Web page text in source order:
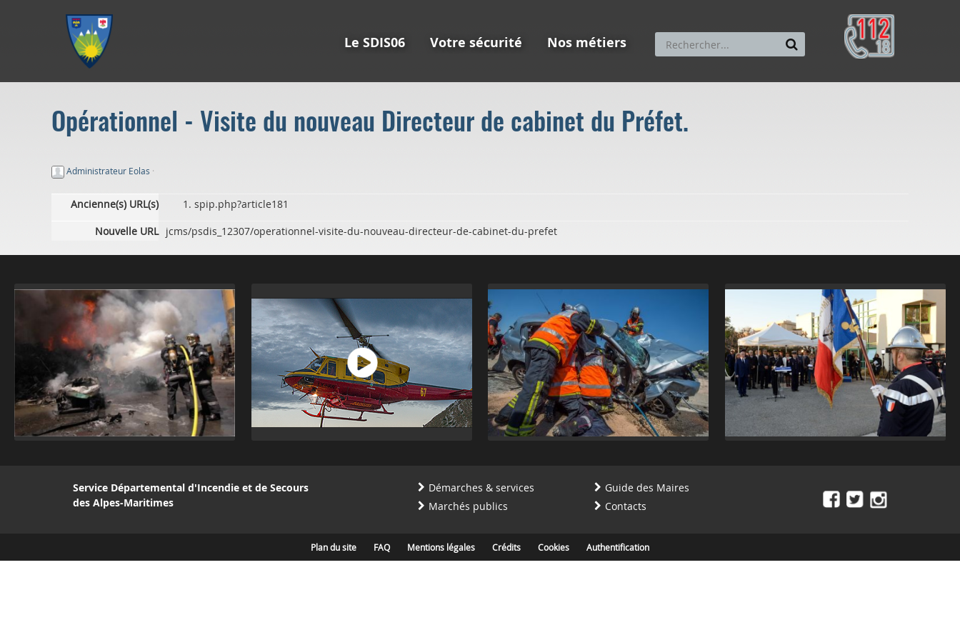
Le SDIS06 Votre sécurité Nos métiers
Opérationnel - Visite du nouveau Directeur de cabinet du Préfet.
Administrateur Eolas ·
Ancienne(s) URL(s)
spip.php?article181
Nouvelle URL jcms/psdis_12307/operationnel-visite-du-nouveau-directeur-de-cabinet-du-prefet
Service Départemental d'Incendie et de Secours
des Alpes-Maritimes
Démarches & services
Marchés publics
Guide des Maires
Contacts
Plan du site FAQ Mentions légales Crédits Cookies Authentification